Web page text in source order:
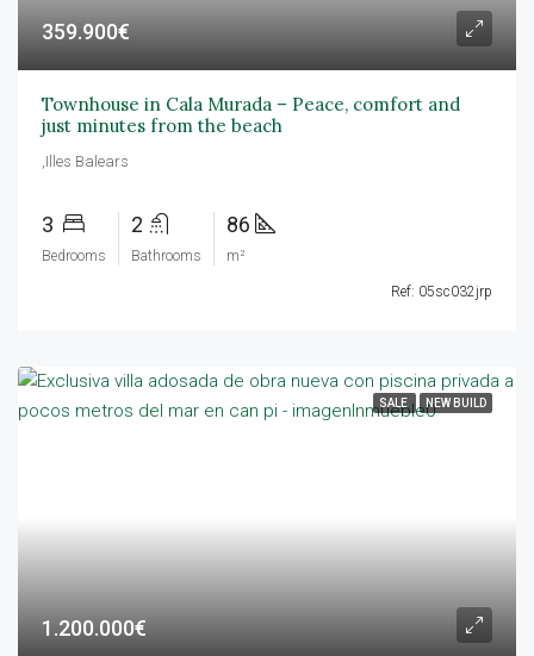
359.900€
Townhouse in Cala Murada – Peace, comfort and
just minutes from the beach
,Illes Balears
3
Bedrooms
2
Bathrooms
86
m²
Ref: 05sc032jrp
SALE NEW BUILD
1.200.000€